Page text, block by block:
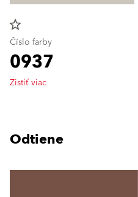
star_border
Číslo farby
0937
Zistiť viac
Odtiene